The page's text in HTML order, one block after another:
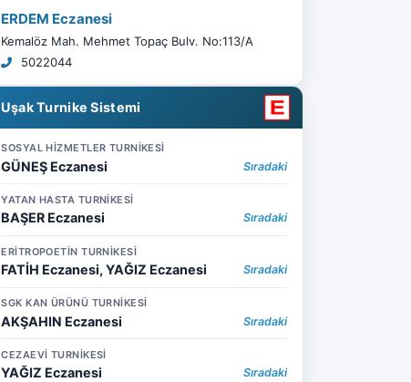
ERDEM Eczanesi
Kemalöz Mah. Mehmet Topaç Bulv. No:113/A
5022044
Uşak Turnike Sistemi
SOSYAL HİZMETLER TURNİKESİ
GÜNEŞ Eczanesi Sıradaki
YATAN HASTA TURNİKESİ
BAŞER Eczanesi Sıradaki
ERİTROPOETİN TURNİKESİ
FATİH Eczanesi, YAĞIZ Eczanesi Sıradaki
SGK KAN ÜRÜNÜ TURNİKESİ
AKŞAHIN Eczanesi Sıradaki
CEZAEVİ TURNİKESİ
YAĞIZ Eczanesi Sıradaki